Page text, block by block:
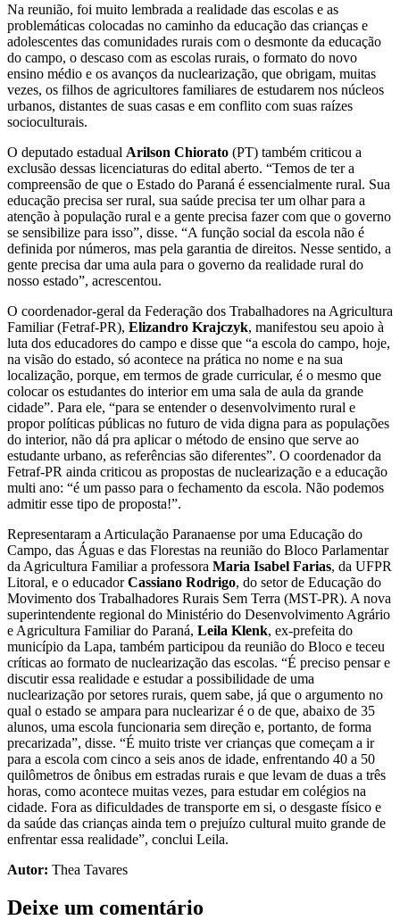
Na reunião, foi muito lembrada a realidade das escolas e as
problemáticas colocadas no caminho da educação das crianças e
adolescentes das comunidades rurais com o desmonte da educação
do campo, o descaso com as escolas rurais, o formato do novo
ensino médio e os avanços da nuclearização, que obrigam, muitas
vezes, os filhos de agricultores familiares de estudarem nos núcleos
urbanos, distantes de suas casas e em conflito com suas raízes
socioculturais.
O deputado estadual Arilson Chiorato (PT) também criticou a
exclusão dessas licenciaturas do edital aberto. “Temos de ter a
compreensão de que o Estado do Paraná é essencialmente rural. Sua
educação precisa ser rural, sua saúde precisa ter um olhar para a
atenção à população rural e a gente precisa fazer com que o governo
se sensibilize para isso”, disse. “A função social da escola não é
definida por números, mas pela garantia de direitos. Nesse sentido, a
gente precisa dar uma aula para o governo da realidade rural do
nosso estado”, acrescentou.
O coordenador-geral da Federação dos Trabalhadores na Agricultura
Familiar (Fetraf-PR), Elizandro Krajczyk, manifestou seu apoio à
luta dos educadores do campo e disse que “a escola do campo, hoje,
na visão do estado, só acontece na prática no nome e na sua
localização, porque, em termos de grade curricular, é o mesmo que
colocar os estudantes do interior em uma sala de aula da grande
cidade”. Para ele, “para se entender o desenvolvimento rural e
propor políticas públicas no futuro de vida digna para as populações
do interior, não dá pra aplicar o método de ensino que serve ao
estudante urbano, as referências são diferentes”. O coordenador da
Fetraf-PR ainda criticou as propostas de nuclearização e a educação
multi ano: “é um passo para o fechamento da escola. Não podemos
admitir esse tipo de proposta!”.
Representaram a Articulação Paranaense por uma Educação do
Campo, das Águas e das Florestas na reunião do Bloco Parlamentar
da Agricultura Familiar a professora Maria Isabel Farias, da UFPR
Litoral, e o educadorCassiano Rodrigo, do setor de Educação do
Movimento dos Trabalhadores Rurais Sem Terra (MST-PR). A nova
superintendente regional do Ministério do Desenvolvimento Agrário
e Agricultura Familiar do Paraná, Leila Klenk, ex-prefeita do
município da Lapa, também participou da reunião do Bloco e teceu
críticas ao formato de nuclearização das escolas. “É preciso pensar e
discutir essa realidade e estudar a possibilidade de uma
nuclearização por setores rurais, quem sabe, já que o argumento no
qual o estado se ampara para nuclearizar é o de que, abaixo de 35
alunos, uma escola funcionaria sem direção e, portanto, de forma
precarizada”, disse. “É muito triste ver crianças que começam a ir
para a escola com cinco a seis anos de idade, enfrentando 40 a 50
quilômetros de ônibus em estradas rurais e que levam de duas a três
horas, como acontece muitas vezes, para estudar em colégios na
cidade. Fora as dificuldades de transporte em si, o desgaste físico e
da saúde das crianças ainda tem o prejuízo cultural muito grande de
enfrentar essa realidade”, conclui Leila.
Autor: Thea Tavares
Deixe um comentário